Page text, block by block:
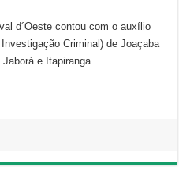
d´Oeste contou com o auxílio
Criminal) de Joaçaba
e Itapiranga.